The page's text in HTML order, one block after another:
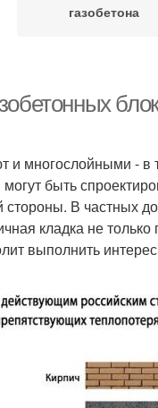
газобетона
и многослойными - в
быть
стороны. В частных
кладка не
выполнить